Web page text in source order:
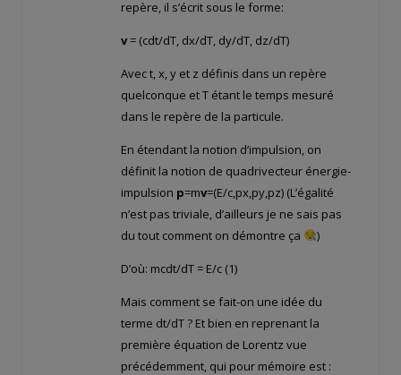
repère, il s’écrit sous le forme:
v= (cdt/dT, dx/dT, dy/dT, dz/dT)
Avec t, x, y et z définis dans un repère
quelconque et T étant le temps mesuré
dans le repère de la particule.
En étendant la notion d’impulsion, on
définit la notion de quadrivecteur énergie-
impulsion p=mv=(E/c,px,py,pz) (L’égalité
n’est pas triviale, d’ailleurs je ne sais pas
du tout comment on démontre ça
)
D’où: mcdt/dT = E/c (1)
Mais comment se fait-on une idée du
terme dt/dT ? Et bien en reprenant la
première équation de Lorentz vue
précédemment, qui pour mémoire est :